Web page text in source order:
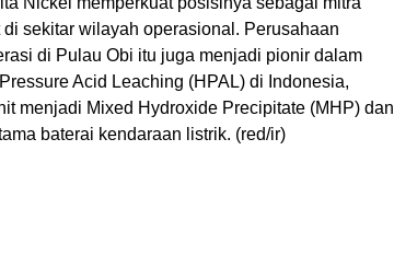
sekitar wilayah operasional. Perusahaan
di Pulau Obi itu juga menjadi pionir dalam
Acid Leaching (HPAL) di Indonesia,
menjadi Mixed Hydroxide Precipitate (MHP) dan
baterai kendaraan listrik. (red/ir)